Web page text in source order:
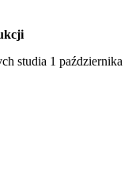
studia 1 października